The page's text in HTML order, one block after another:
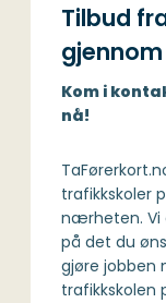
Tilbud
Kom i
nå!
trafikkskoler
nærheten. Vi
på det du
gjøre jobben
trafikkskolen